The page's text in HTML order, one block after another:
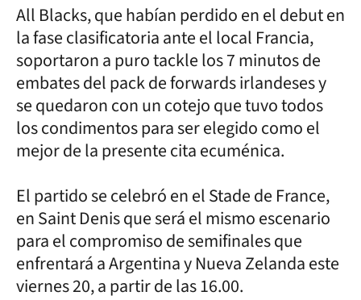
All Blacks, que habían perdido en el debut en
la fase clasificatoria ante el local Francia,
soportaron a puro tackle los 7 minutos de
embates del pack de forwards irlandeses y
se quedaron con un cotejo que tuvo todos
los condimentos para ser elegido como el
mejor de la presente cita ecuménica.
El partido se celebró en el Stade de France,
en Saint Denis que será el mismo escenario
para el compromiso de semifinales que
enfrentará a Argentina y Nueva Zelanda este
viernes 20, a partir de las 16.00.